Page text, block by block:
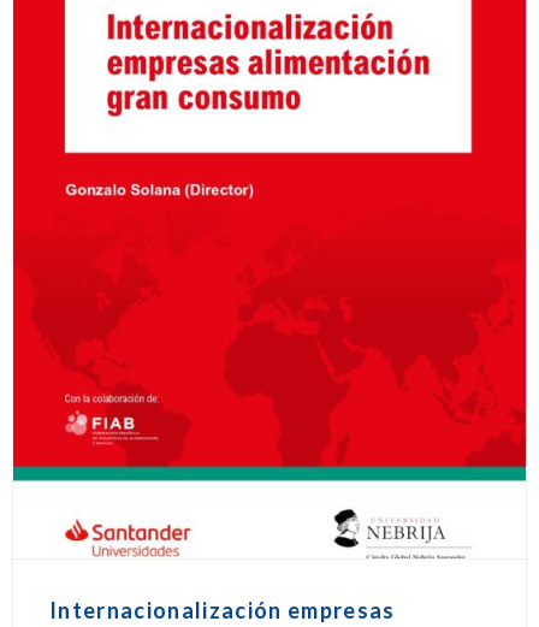
Internacionalización empresas